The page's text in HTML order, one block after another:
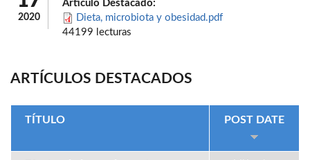
2020
Artículo Destacado:
Dieta, microbiota y obesidad.pdf
44199 lecturas
ARTÍCULOS DESTACADOS
TÍTULO POST DATE